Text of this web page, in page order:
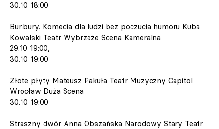
30.10 18:00
Bunbury. Komedia dla ludzi bez poczucia humoru Kuba
Kowalski Teatr Wybrzeże Scena Kameralna
29.10 19:00,
30.10 19:00
Złote płyty Mateusz Pakuła Teatr Muzyczny Capitol
Wrocław Duża Scena
30.10 19:00
Straszny dwór Anna Obszańska Narodowy Stary Teatr